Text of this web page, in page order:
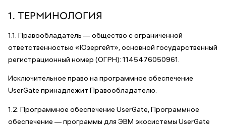
1. ТЕРМИНОЛОГИЯ
1.1. Правообладатель — общество с ограниченной
ответственностью «Юзергейт», основной государственный
регистрационный номер (ОГРН): 1145476050961.
Исключительное право на программное обеспечение
UserGate принадлежит Правообладателю.
1.2. Программное обеспечение UserGate, Программное
обеспечение — программы для ЭВМ экосистемы UserGate